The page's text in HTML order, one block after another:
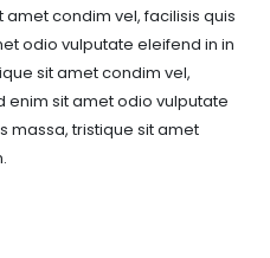
condim vel, facilisis quis
odio vulputate eleifend in in
sit amet condim vel,
enim sit amet odio vulputate
massa, tristique sit amet